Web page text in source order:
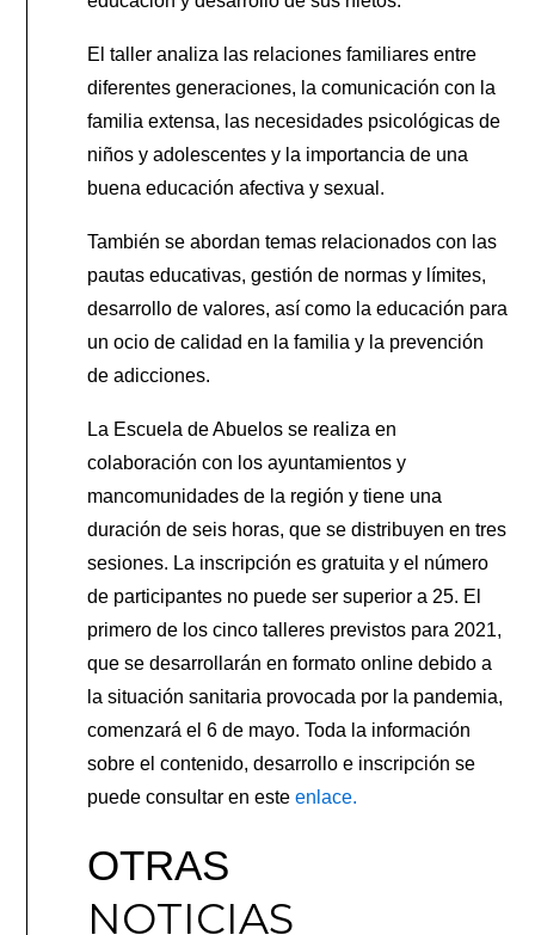
El taller analiza las relaciones familiares entre
diferentes generaciones, la comunicación con la
familia extensa, las necesidades psicológicas de
niños y adolescentes y la importancia de una
buena educación afectiva y sexual.
También se abordan temas relacionados con las
pautas educativas, gestión de normas y límites,
desarrollo de valores, así como la educación para
un ocio de calidad en la familia y la prevención
de adicciones.
La Escuela de Abuelos se realiza en
colaboración con los ayuntamientos y
mancomunidades de la región y tiene una
duración de seis horas, que se distribuyen en tres
sesiones. La inscripción es gratuita y el número
de participantes no puede ser superior a 25. El
primero de los cinco talleres previstos para 2021,
que se desarrollarán en formato online debido a
la situación sanitaria provocada por la pandemia,
comenzará el 6 de mayo. Toda la información
sobre el contenido, desarrollo e inscripción se
puede consultar enesteenlace.
OTRAS
NOTICIAS